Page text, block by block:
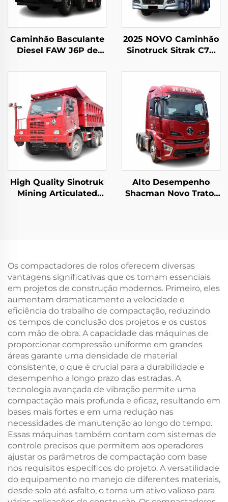
Caminhão Basculante
Diesel FAW J6P de
12Rodas 420HP
60Toneladas em
Estoque
2025 NOVO Caminhão
Sinotruck Sitrak C7H
Trator de Reboque
High Quality Sinotruk
Mining Articulated
Alto Desempenho
Shacman Novo Trator
Os compactadores de rolos oferecem diversas
vantagens significativas que os tornam essenciais
em projetos de construção modernos. Primeiro, eles
aumentam dramaticamente a velocidade e
eficiência do trabalho de compactação, reduzindo
os tempos de conclusão dos projetos e os custos
com mão de obra. A capacidade das máquinas de
proporcionar compressão uniforme em grandes
áreas garante uma densidade de material
consistente, o que é crucial para a durabilidade e
desempenho a longo prazo das estradas. A
tecnologia avançada de vibração permite uma
compactação mais profunda e eficaz, resultando em
bases mais fortes e em uma redução nas
necessidades de manutenção ao longo do tempo.
Essas máquinas também contam com sistemas de
controle precisos que permitem aos operadores
ajustar os parâmetros de compactação com base
nos requisitos específicos do projeto. A versatilidade
do equipamento no manejo de diferentes materiais,
desde solo até asfalto, o torna um ativo valioso para